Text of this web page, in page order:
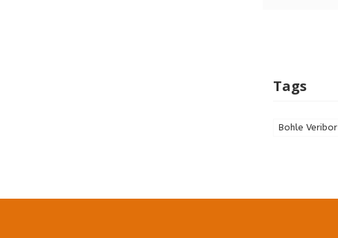
Tags
Bohle Veribor